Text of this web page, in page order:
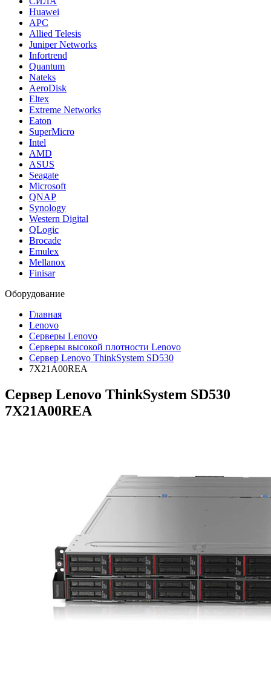
Huawei
APC
Allied Telesis
Juniper Networks
Infortrend
Quantum
Nateks
AeroDisk
Eltex
Extreme Networks
Eaton
SuperMicro
Intel
AMD
ASUS
Seagate
Microsoft
QNAP
Synology
Western Digital
QLogic
Brocade
Emulex
Mellanox
Finisar
Оборудование
Главная
Lenovo
Серверы Lenovo
Серверы высокой плотности Lenovo
Сервер Lenovo ThinkSystem SD530
7X21A00REA
Сервер Lenovo ThinkSystem SD530
7X21A00REA